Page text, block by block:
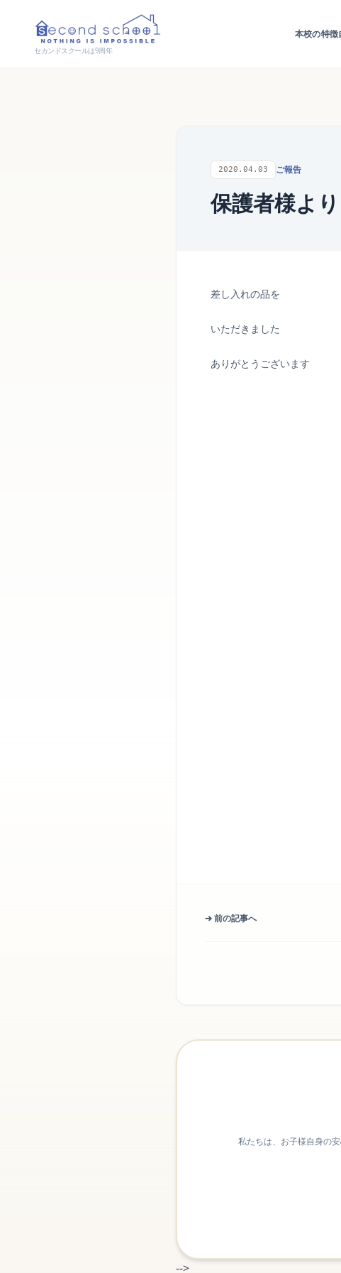
セカンドスクールは9周年
本校の特徴
2020.04.03 ご報告
保護者様より
差し入れの品を
いただきました
ありがとうございます
➔ 前の記事へ
私たちは、お子様自身の
-->